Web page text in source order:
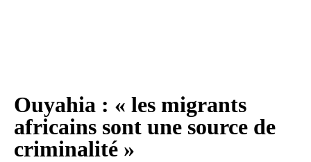
Ouyahia : « les migrants
africains sont une source de
criminalité »